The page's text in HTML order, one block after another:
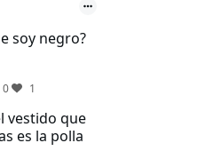
soy negro?
0 1
vestido que
es la polla